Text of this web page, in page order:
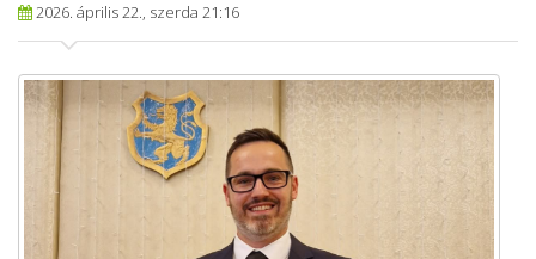
2026. április 22., szerda 21:16